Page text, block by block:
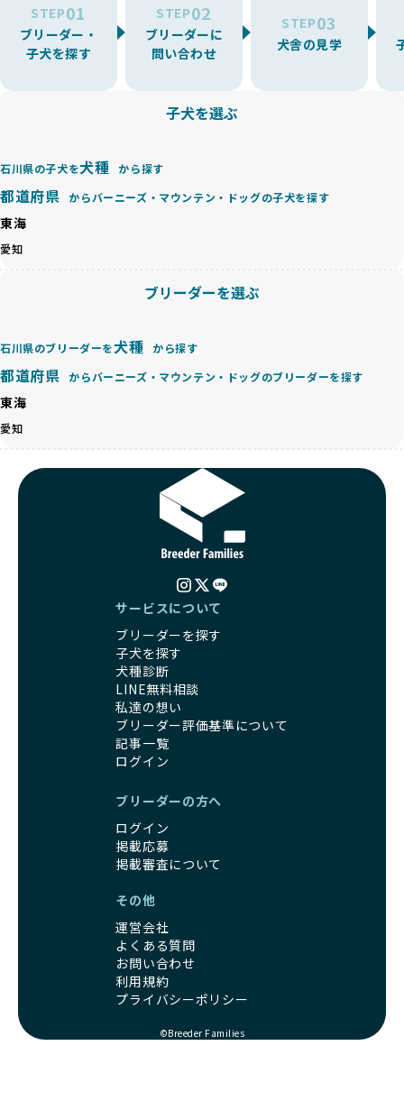
BreederFamiliesでは、アニマルウェルフェアを最優先に考
えた6つの絶対基準と12の総合基準を設定しています。これに
ことを徹底しています。
BreederFamiliesでは、以下の6項目を必須条件とし、これら
基づいた責任あるブリーディングを確保しています。
さらに、健康管理、社会性の育成、遺伝子検査、食事や運動
の質など、ワンちゃんの心身に配慮した飼育環境が整ってい
るかを評価する12項目の総合基準を設けています。これによ
り、より高い基準をクリアしたブリーダーだけを厳選してい
良ブリーダーのみが登録されています。
ゃんを家族のように愛するという理念を共有するブリーダー
のみを厳選しています。これにより、ユーザーの皆さんに安
心して選べる選択肢を提供しています。
「BreederFamilesのワンちゃんに優しい18の評価基準」は
こちら
BreederFamiliesでは、すべてのブリーダーを書類審査、直
接のヒアリング、現地確認を通じて厳しく評価しています。
このプロセスにより、育成環境や健康管理だけでなく、ブリ
ーダー自身の理念や姿勢までも丁寧に確認しています。
さらに、こうした評価結果は透明性を持って公開されている
ため、どのブリーダーを選んでも安心して子犬をお迎えいた
徹底した透明性こそが、BreederFamiliesの大きな特徴で
BreederFamiliesは、ペット業界が抱える命の大量生産・大
量販売、負担の大きい流通構造、劣悪な飼育環境といった課
題に真摯に向き合っています。優良ブリーダーとの直接取引
を促進することで、無駄な命の消費を減らし、命を大切にす
る社会の実現を目指しています。
さらに、売上の一部を保護団体や保護団体を支援する公益法
人へ寄付しています。多くのペット販売業者が、動物福祉へ
の取り組みが不十分であることを理由に寄付を断られる中、
BreederFamiliesはその姿勢が評価され、寄付が実現してい
ます。この活動により、保護が必要なワンちゃんの救済や保
護活動の支援にも貢献しています。
BreederFamiliesのこうした取り組みは、目の前の子犬だけ
でなく、すべてのワンちゃんに優しい未来を創るための大き
子犬をお迎えすることで、こうした社会貢献活動を間接的に
支えることができます。
BreederFamiliesに登録されているブリーダーは、子犬が心
身ともに健康に育つための環境づくりに全力を注いでいま
遺伝的なリスクを最小限に抑えた繁殖計画、栄養バランスが
考えられた食事、子犬がのびのびと動ける適度な運動環境、
たりストレスを抱えたりするリスクが高まります。
「少数の犬種に集中」の詳細はこちら
すが、無計画な交配には健康リスクが伴います。異なる犬種
の特徴を持つことで予測しにくい健康問題が発生する可能性
が高く、診断や治療も複雑化する場合があります。また、ミ
待する理想と現実が大きく異なることも少なくありません。
健康と性格を次世代に引き継ぐために、ミックス犬の繁殖を
避けます。無計画な交配がもたらすリスクを理解し、飼い主
殖を徹底しているのです。
クス犬を繁殖し、健康管理や飼い主への配慮が不十分なこと
「ミックス犬を繁殖しない」の詳細はこちら
ゃんが長時間の輸送を強いられたり、狭いケージに閉じ込め
られるなど、心身に大きな負担がかかります。このような環
境は、ストレスや感染リスクを増大させるだけでなく、ワン
ちゃんの社会性や基本的なしつけにも悪影響を与える可能性
があります。
優良ブリーダーは、ワンちゃんの健康と幸せを第一に考え、
ペットショップやオークションを介さずに直接飼い主に渡す
ことを大切にしています。また、彼らはお迎え先を自身で確
認し、ワンちゃんが安心して暮らせる環境を整えるために直
接の引き渡しを基本とします。
一方で、営利優先ブリーダーは、広範囲に販売するためにペ
ットショップやオークションを活用し、子犬の心身への影響
を軽視しがちです。
「ペットショップ等を使わない」の詳細はこちら
近年、「小さくて可愛い」「珍しい毛色」という見た目の特
徴が人気を集め、高値で取引されることが多くなっていま
す。しかし、こうした特徴には健康リスクが伴う場合が少な
くありません。極小サイズは骨や心臓に負担がかかりやす
く、レアカラーには遺伝疾患のリスクが高まることがありま
営利優先ブリーダーは、このような流行や需要に応じて無理
な繁殖を行いがちです。小柄な母犬を繁殖に多用して体に負
担をかけたり、子犬を小さく見せるために食事を減らすな
ど、健康を犠牲にした管理がされることもあります。このよ
にとっても将来的な医療費やケアの負担が増える恐れがあり
優良ブリーダーは、こうした流行に流されず、ワンちゃんの
健康を最優先に考えています。特に小さいワンちゃんやレア
カラーの子犬を販売する場合は、健康リスクを十分に理解
し、飼い主にそのリスクについて丁寧に説明しています。食
事管理もしっかり行い、成長に必要な栄養を確保するなど、
ワンちゃんの健康を第一にした繁殖を心がけています。
STEP01
ブリーダー・
子犬を探す
STEP02
ブリーダーに
問い合わせ
STEP03
犬舎の見学
子犬を選ぶ
石川県の子犬を犬種 から探す
都道府県 からバーニーズ・マウンテン・ドッグの子犬を探す
東海
愛知
ブリーダーを選ぶ
石川県のブリーダーを犬種 から探す
都道府県 からバーニーズ・マウンテン・ドッグのブリーダーを探す
東海
愛知
サービスについて
ブリーダーを探す
子犬を探す
犬種診断
LINE無料相談
私達の想い
ブリーダー評価基準について
記事一覧
ログイン
ブリーダーの方へ
ログイン
掲載応募
掲載審査について
その他
運営会社
よくある質問
お問い合わせ
利用規約
プライバシーポリシー
©Breeder Families